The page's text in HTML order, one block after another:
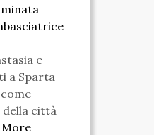
e
a Sparta
della città
More